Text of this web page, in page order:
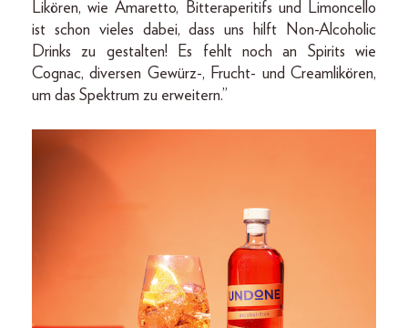
Likören, wie Amaretto, Bitteraperitifs und Limoncello
ist schon vieles dabei, dass uns hilft Non-Alcoholic
Drinks zu gestalten! Es fehlt noch an Spirits wie
Cognac, diversen Gewürz-, Frucht- und Creamlikören,
um das Spektrum zu erweitern.”